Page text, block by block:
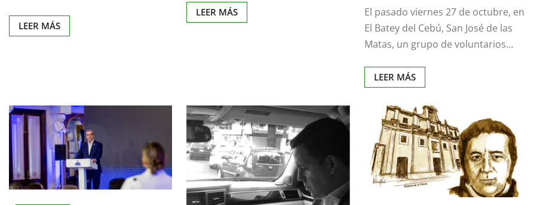
LEER MÁS
LEER MÁS
El pasado viernes 27 de octubre, en
El Batey del Cebú, San José de las
Matas, un grupo de voluntarios…
LEER MÁS